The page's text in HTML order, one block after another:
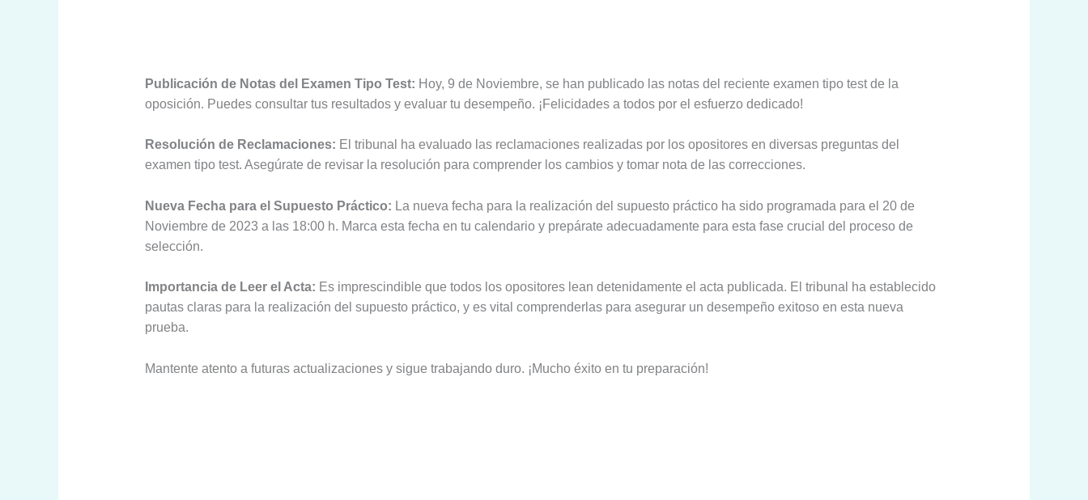
Publicación de Notas del Examen Tipo Test: Hoy, 9 de Noviembre, se han publicado las notas del reciente examen tipo test de la
oposición. Puedes consultar tus resultados y evaluar tu desempeño. ¡Felicidades a todos por el esfuerzo dedicado!
Resolución de Reclamaciones: El tribunal ha evaluado las reclamaciones realizadas por los opositores en diversas preguntas del
examen tipo test. Asegúrate de revisar la resolución para comprender los cambios y tomar nota de las correcciones.
Nueva Fecha para el Supuesto Práctico: La nueva fecha para la realización del supuesto práctico ha sido programada para el 20 de
Noviembre de 2023 a las 18:00 h. Marca esta fecha en tu calendario y prepárate adecuadamente para esta fase crucial del proceso de
selección.
Importancia de Leer el Acta: Es imprescindible que todos los opositores lean detenidamente el acta publicada. El tribunal ha establecido
pautas claras para la realización del supuesto práctico, y es vital comprenderlas para asegurar un desempeño exitoso en esta nueva
prueba.
Mantente atento a futuras actualizaciones y sigue trabajando duro. ¡Mucho éxito en tu preparación!